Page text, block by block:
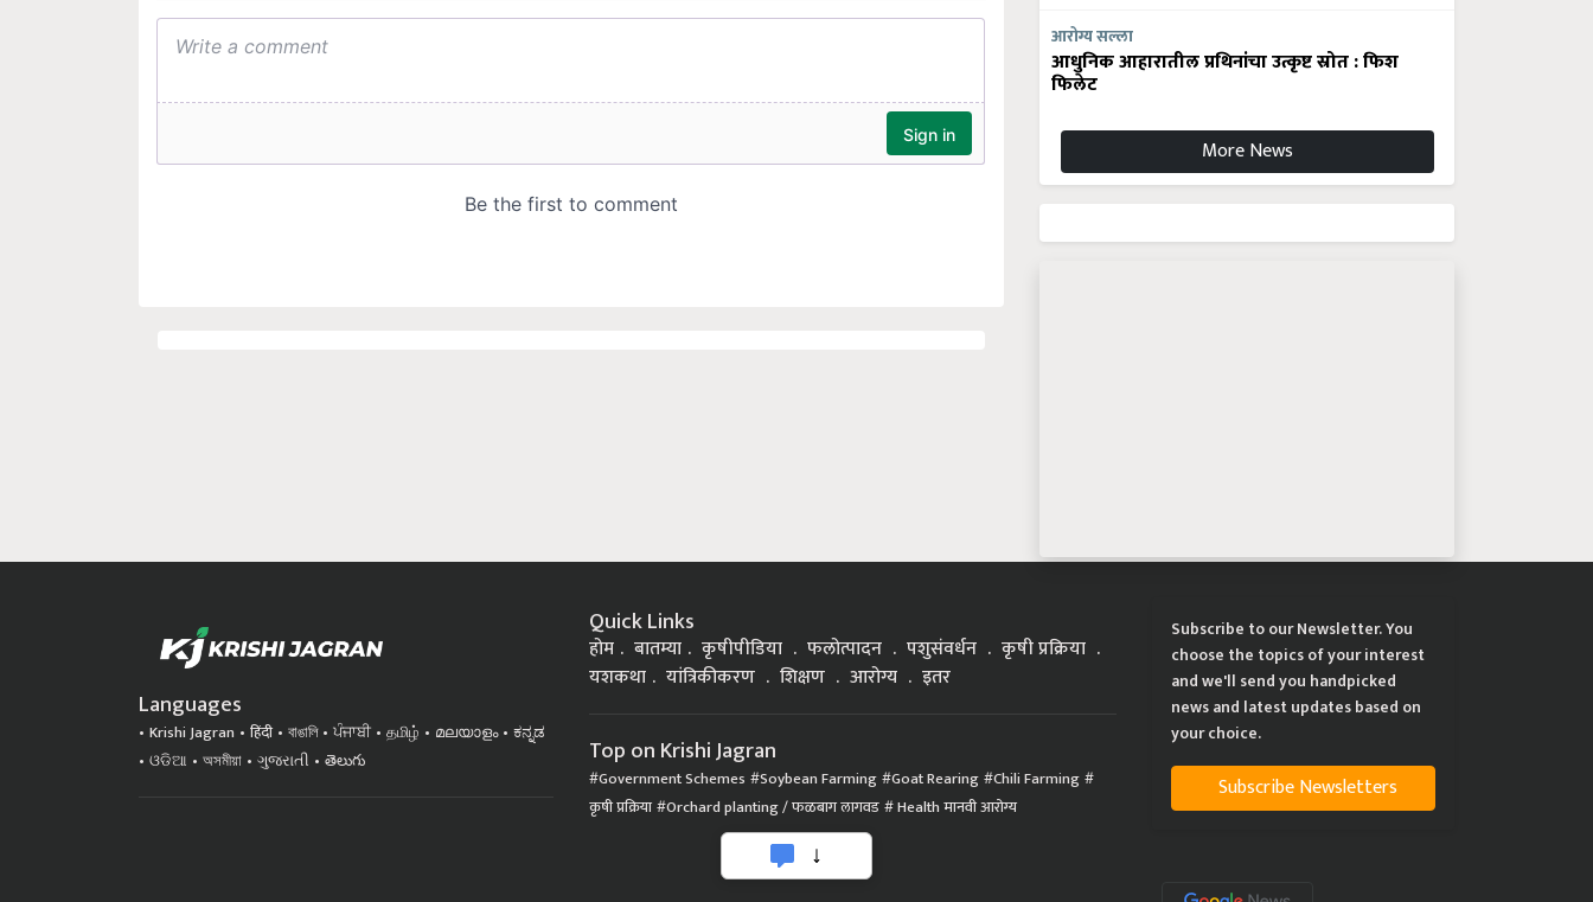
आरोग्य सल्ला
आधुनिक आहारातील प्रथिनांचा उत्कृष्ट स्रोत : फिश
फिलेट
More News
Languages
Krishi Jagran हिंदी বাঙালি ਪੰਜਾਬੀ தமிழ் മലയാളം
ಕನ್ನಡ
ଓଡିଆ
অসমীয়া ગુજરાતી తెలుగు
Quick Links
होम बातम्या कृषीपीडिया फलोत्पादन पशुसंवर्धन
कृषी प्रक्रिया
यशकथा
यांत्रिकीकरण शिक्षण आरोग्य इतर
Top on Krishi Jagran
Government Schemes Soybean Farming Goat Rearing Chili Farming
कृषी प्रक्रिया Orchard planting / फळबाग लागवड Health मानवी आरोग्य
Subscribe to our Newsletter. You
choose the topics of your interest
and we'll send you handpicked
news and latest updates based on
your choice.
Subscribe Newsletters